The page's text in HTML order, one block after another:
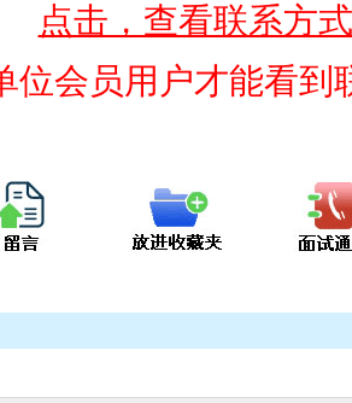
点击，查看联系方
位会员用户才能看到